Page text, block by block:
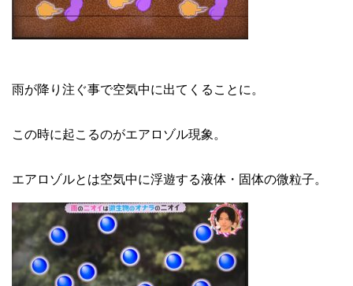
雨が降り注ぐ事で空気中に出てくることに。
この時に起こるのがエアロゾル現象。
エアロゾルとは空気中に浮遊する液体・固体の微粒子。